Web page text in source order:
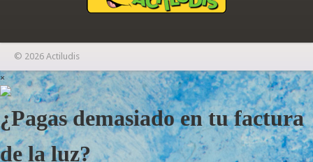
© 2026 Actiludis
×
¿Pagas demasiado en tu factura
de la luz?